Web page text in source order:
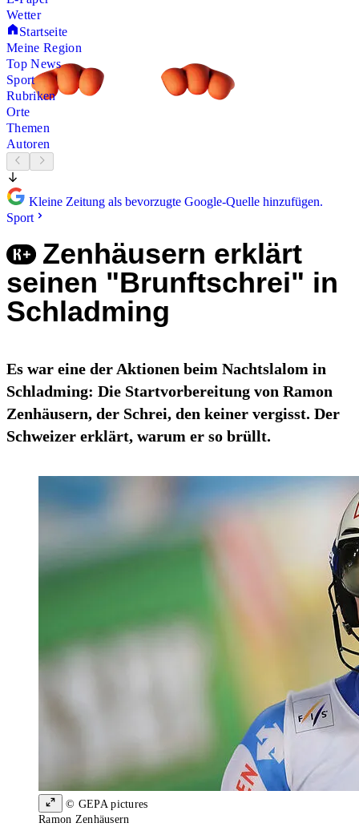
Wetter
Startseite
Meine Region
Top News
Sport
Rubriken
Orte
Themen
Autoren
Kleine Zeitung als bevorzugte Google-Quelle hinzufügen.
Sport
Zenhäusern erklärt
seinen "Brunftschrei" in
Schladming
Es war eine der Aktionen beim Nachtslalom in
Schladming: Die Startvorbereitung von Ramon
Zenhäusern, der Schrei, den keiner vergisst. Der
Schweizer erklärt, warum er so brüllt.
© GEPA pictures
Ramon Zenhäusern